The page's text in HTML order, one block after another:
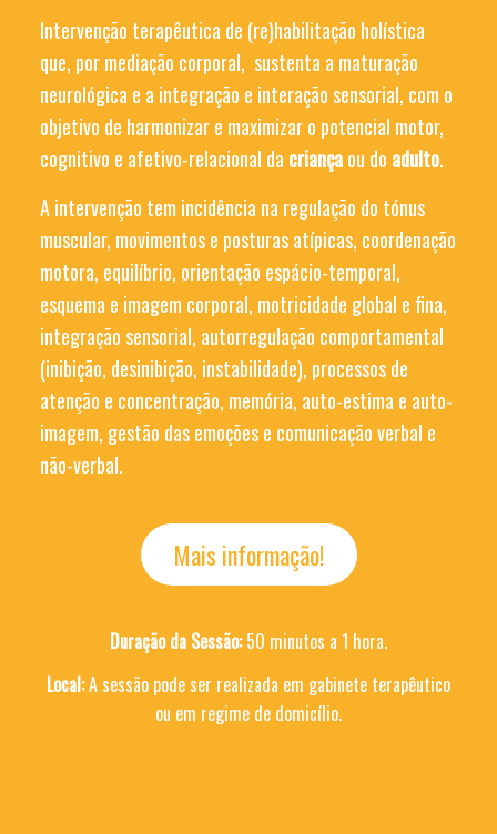
Intervenção terapêutica de (re)habilitação holística
que, por mediação corporal, sustenta a maturação
neurológica e a integração e interação sensorial, com o
objetivo de harmonizar e maximizar o potencial motor,
cognitivo e afetivo-relacional da criançaou do adulto.
A intervenção tem incidência na regulação do tónus
muscular, movimentos e posturas atípicas, coordenação
motora, equilíbrio, orientação espácio-temporal,
esquema e imagem corporal, motricidade global e fina,
integração sensorial, autorregulação comportamental
(inibição, desinibição, instabilidade), processos de
atenção e concentração, memória, auto-estima e auto-
imagem, gestão das emoções e comunicação verbal e
não-verbal.
Mais informação!
Duração da Sessão:50 minutos a 1 hora.
Local:A sessão pode ser realizada em gabinete terapêutico
ou em regime de domicílio.